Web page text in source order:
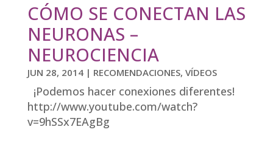
CÓMO SE CONECTAN LAS
NEURONAS –
NEUROCIENCIA
JUN 28, 2014| RECOMENDACIONES, VÍDEOS
¡Podemos hacer conexiones diferentes!
http://www.youtube.com/watch?
v=9hSSx7EAgBg